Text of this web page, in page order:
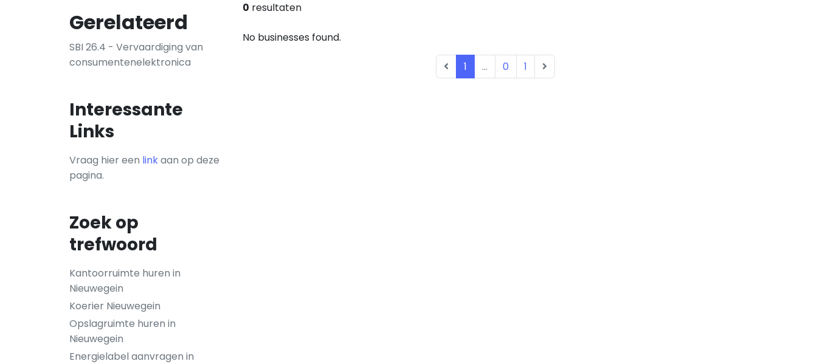
Gerelateerd
SBI 26.4 - Vervaardiging van
consumentenelektronica
Interessante
Links
Vraag hier een linkaan op deze
pagina.
Zoek op
trefwoord
Kantoorruimte huren in
Nieuwegein
Koerier Nieuwegein
Opslagruimte huren in
Nieuwegein
Energielabel aanvragen in
0 resultaten
No businesses found.
1 ... 0 1